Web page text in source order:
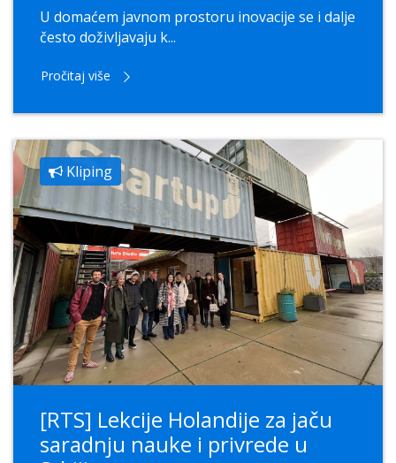
U domaćem javnom prostoru inovacije se i dalje
često doživljavaju k...
Pročitaj više
Kliping
[RTS] Lekcije Holandije za jaču
saradnju nauke i privrede u